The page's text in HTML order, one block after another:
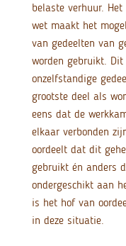
belaste verhuur.
wet maakt het
van gedeelten van
worden gebruikt.
onzelfstandige
grootste deel als
eens dat de
elkaar verbonden
oordeelt dat dit
gebruikt én anders
ondergeschikt aan
is het hof van
in deze situatie.